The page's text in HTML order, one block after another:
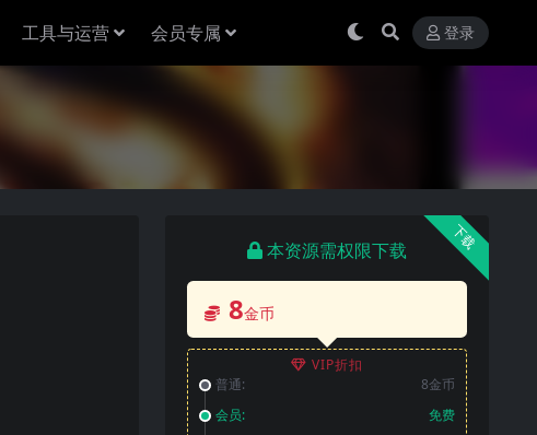
工具与运营 会员专属 登录
下载
本资源需权限下载
8金币
VIP折扣
普通:
8金币
会员:
免费